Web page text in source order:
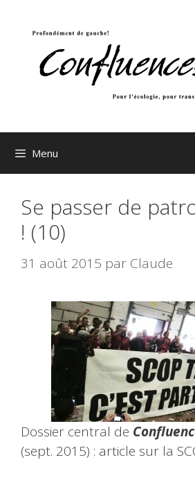
Menu
Se passer de
! (10)
31 août 2015 par Claude
Dossier central de
(sept. 2015) : article sur la